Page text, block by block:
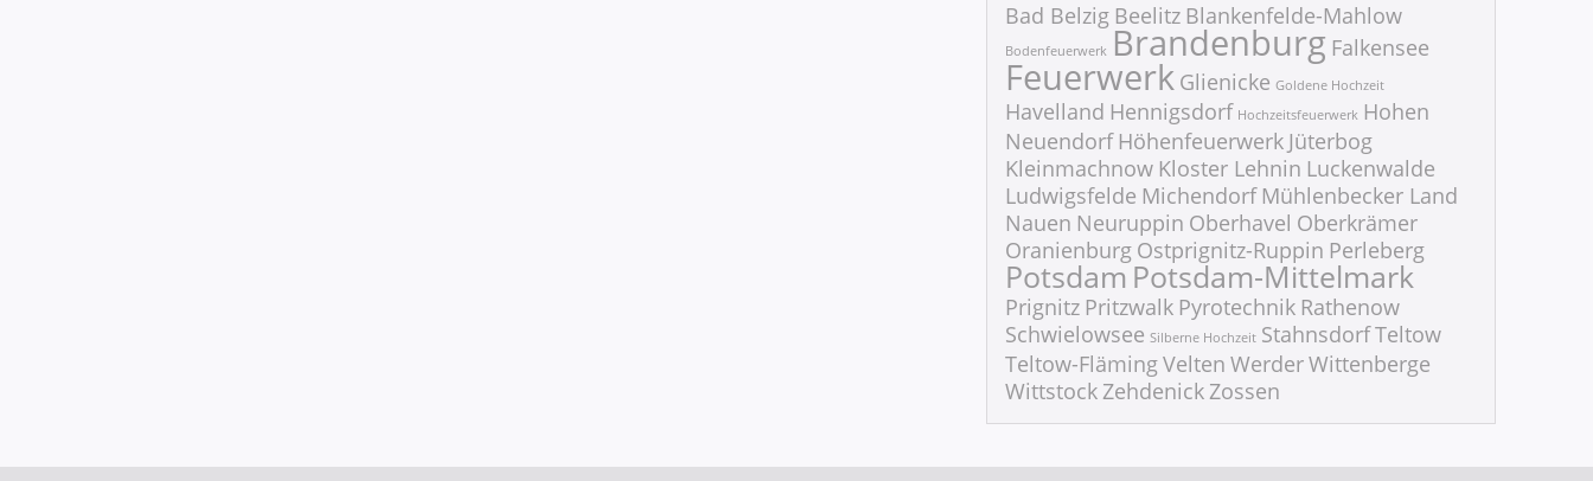
Bad Belzig Beelitz Blankenfelde-Mahlow
Bodenfeuerwerk Brandenburg Falkensee
Feuerwerk Glienicke Goldene Hochzeit
Havelland Hennigsdorf Hochzeitsfeuerwerk Hohen
Neuendorf Höhenfeuerwerk Jüterbog
Kleinmachnow Kloster Lehnin Luckenwalde
Ludwigsfelde Michendorf Mühlenbecker Land
Nauen Neuruppin Oberhavel Oberkrämer
Oranienburg Ostprignitz-Ruppin Perleberg
PotsdamPotsdam-Mittelmark
Prignitz Pritzwalk Pyrotechnik Rathenow
Schwielowsee Silberne Hochzeit StahnsdorfTeltow
Teltow-FlämingVelten WerderWittenberge
WittstockZehdenickZossen